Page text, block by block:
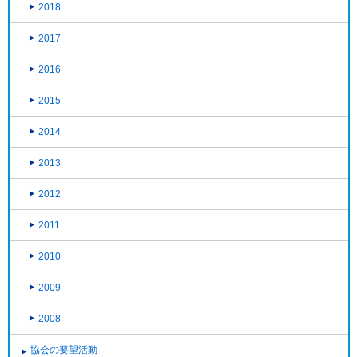
2018
2017
2016
2015
2014
2013
2012
2011
2010
2009
2008
協会の要望活動